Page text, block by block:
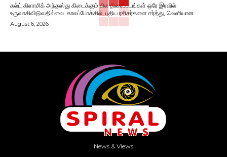
கல்ட் கிளாசிக் அந்தஸ்து கிடைக்கும் சில திரைப்படங்கள் ஒரே இரவில்
உருவாகிவிடுவதில்லை. காலப்போக்கில், புதிய ரசிகர்களை ஈர்த்து, வெளியான...
August 6, 2026
News & Views